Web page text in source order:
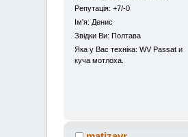
Репутація: +7/-0
Iм'я: Денис
Звідки Ви: Полтава
Яка у Вас техніка: WV Passat и
куча мотлоха.